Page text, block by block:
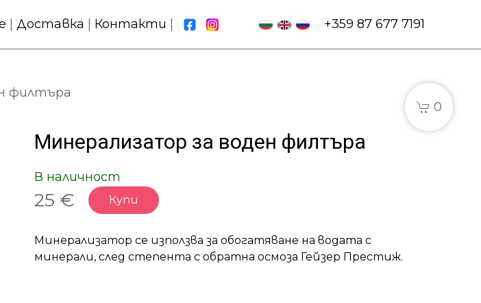
Доставка Контакти +359 87 677 7191
0
филтъра
Минерализатор за воден филтъра
В наличност
25 € Купи
Минерализатор се използва за обогатяване на водата с
минерали, след степента с обратна осмоза Гейзер Престиж.